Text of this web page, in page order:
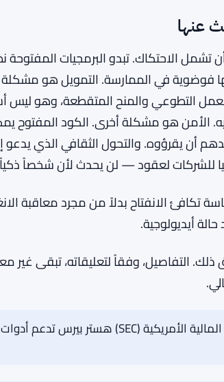
هيستر بيرس تدعم أدوات
عنها
الاحتكاك. تبدو البرمجيات المفتوحة
فوضوية في الممارسة. التمويل هو
الأمن هو مشكلة أخرى. الكود المفتوح
أن يقرؤوه. والتحول الثقافي الذي يدعو
تكافئ الانفتاح بدلاً من مجرد معاقبة